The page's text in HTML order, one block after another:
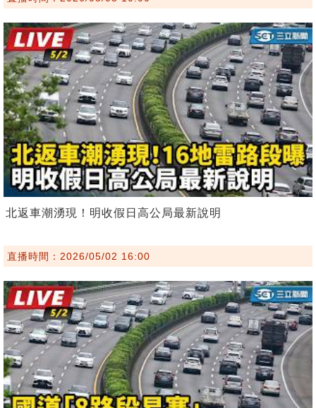
北返車潮湧現！明收假日高公局最新說明
直播時間：2026/05/02 16:00